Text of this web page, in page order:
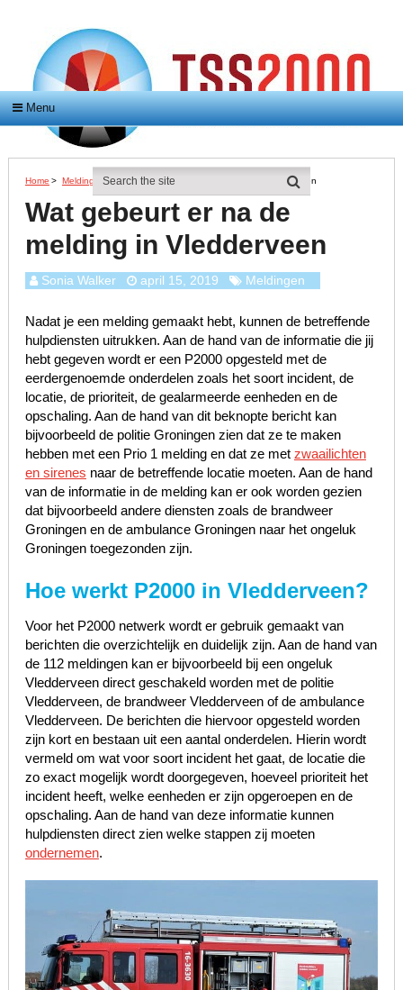
Menu
Home > Meldingen > Wat Gebeurt Er Na De Melding In Vledderveen
Wat gebeurt er na de
melding in Vledderveen
Sonia Walker april 15, 2019 Meldingen
Nadat je een melding gemaakt hebt, kunnen de betreffende
hulpdiensten uitrukken. Aan de hand van de informatie die jij
hebt gegeven wordt er een P2000 opgesteld met de
eerdergenoemde onderdelen zoals het soort incident, de
locatie, de prioriteit, de gealarmeerde eenheden en de
opschaling. Aan de hand van dit beknopte bericht kan
bijvoorbeeld de politie Groningen zien dat ze te maken
hebben met een Prio 1 melding en dat ze met zwaailichten
en sirenes naar de betreffende locatie moeten. Aan de hand
van de informatie in de melding kan er ook worden gezien
dat bijvoorbeeld andere diensten zoals de brandweer
Groningen en de ambulance Groningen naar het ongeluk
Groningen toegezonden zijn.
Hoe werkt P2000 in Vledderveen?
Voor het P2000 netwerk wordt er gebruik gemaakt van
berichten die overzichtelijk en duidelijk zijn. Aan de hand van
de 112 meldingen kan er bijvoorbeeld bij een ongeluk
Vledderveen direct geschakeld worden met de politie
Vledderveen, de brandweer Vledderveen of de ambulance
Vledderveen. De berichten die hiervoor opgesteld worden
zijn kort en bestaan uit een aantal onderdelen. Hierin wordt
vermeld om wat voor soort incident het gaat, de locatie die
zo exact mogelijk wordt doorgegeven, hoeveel prioriteit het
incident heeft, welke eenheden er zijn opgeroepen en de
opschaling. Aan de hand van deze informatie kunnen
hulpdiensten direct zien welke stappen zij moeten
ondernemen.